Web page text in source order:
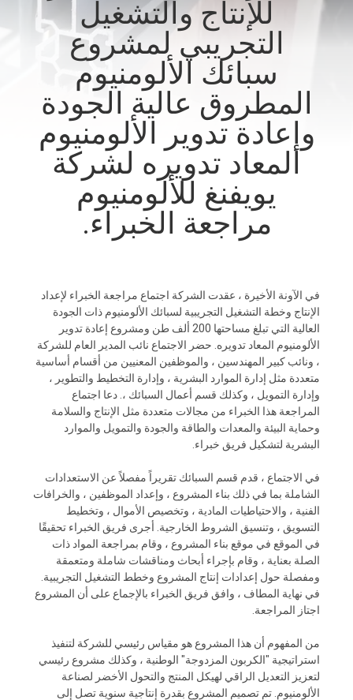
الجودة
أخبار
خريطة
الموقع
PRIVACY
POLICY
للإنتاج والتشغيل
التجريبي لمشروع
سبائك الألومنيوم
المطروق عالية الجودة
وإعادة تدوير الألومنيوم
المعاد تدويره لشركة
يويفنغ للألومنيوم
مراجعة الخبراء.
في الآونة الأخيرة ، عقدت الشركة اجتماع مراجعة الخبراء لإعداد
الإنتاج وخطة التشغيل التجريبية لسبائك الألومنيوم ذات الجودة
العالية التي تبلغ مساحتها 200 ألف طن ومشروع إعادة تدوير
الألومنيوم المعاد تدويره. حضر الاجتماع نائب المدير العام للشركة
، ونائب كبير المهندسين ، والموظفين المعنيين من أقسام أساسية
متعددة مثل إدارة الموارد البشرية ، وإدارة التخطيط والتطوير ،
وإدارة التمويل ، وكذلك قسم أعمال السبائك ،. دعا اجتماع
المراجعة هذا الخبراء من مجالات متعددة مثل الإنتاج والسلامة
وحماية البيئة والمعدات والطاقة والجودة والتمويل والموارد
البشرية لتشكيل فريق خبراء.
في الاجتماع ، قدم قسم السبائك تقريراً مفصلاً عن الاستعدادات
الشاملة بما في ذلك بناء المشروع ، وإعداد الموظفين ، والخرافات
الفنية ، والاحتياطيات المادية ، وتخصيص الأموال ، وتخطيط
التسويق ، وتنسيق الشروط الخارجية. أجرى فريق الخبراء تحقيقًا
في الموقع في موقع بناء المشروع ، وقام بمراجعة المواد ذات
الصلة بعناية ، وقام بإجراء أبحاث ومناقشات شاملة ومتعمقة
ومفصلة حول إعدادات إنتاج المشروع وخطط التشغيل التجريبية.
في نهاية المطاف ، وافق فريق الخبراء بالإجماع على أن المشروع
اجتاز المراجعة.
من المفهوم أن هذا المشروع هو مقياس رئيسي للشركة لتنفيذ
استراتيجية "الكربون المزدوجة" الوطنية ، وكذلك مشروع رئيسي
لتعزيز التعديل الراقي لهيكل المنتج والتحول الأخضر لصناعة
الألومنيوم. تم تصميم المشروع بقدرة إنتاجية سنوية تصل إلى